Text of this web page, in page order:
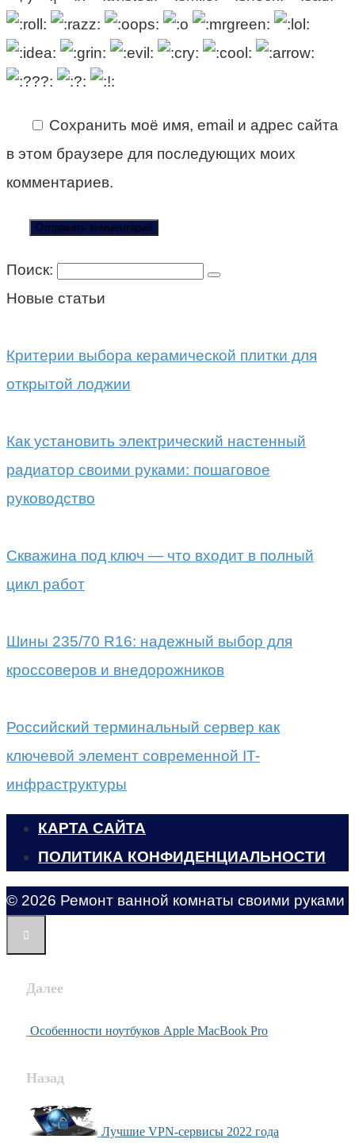
Сохранить моё имя, email и адрес сайта
в этом браузере для последующих моих
комментариев.
Поиск:
Новые статьи
Критерии выбора керамической плитки для
открытой лоджии
Как установить электрический настенный
радиатор своими руками: пошаговое
руководство
Скважина под ключ — что входит в полный
цикл работ
Шины 235/70 R16: надежный выбор для
кроссоверов и внедорожников
Российский терминальный сервер как
ключевой элемент современной IT-
инфраструктуры
КАРТА САЙТА
ПОЛИТИКА КОНФИДЕНЦИАЛЬНОСТИ
© 2026 Ремонт ванной комнаты своими руками
Далее
Особенности ноутбуков Apple MacBook Pro
Назад
Лучшие VPN-сервисы 2022 года